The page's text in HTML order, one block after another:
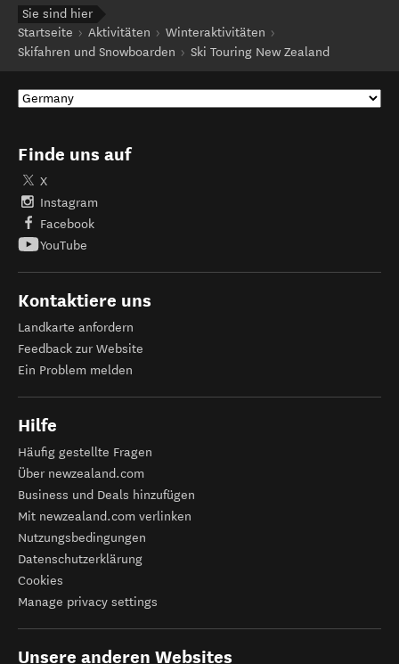
Sie sind hier
Startseite
Aktivitäten
Winteraktivitäten
Skifahren und Snowboarden
Ski Touring New Zealand
Finde uns auf
X
Instagram
Facebook
YouTube
Kontaktiere uns
Landkarte anfordern
Feedback zur Website
Ein Problem melden
Hilfe
Häufig gestellte Fragen
Über newzealand.com
Business und Deals hinzufügen
Mit newzealand.com verlinken
Nutzungsbedingungen
Datenschutzerklärung
Cookies
Manage privacy settings
Unsere anderen Websites